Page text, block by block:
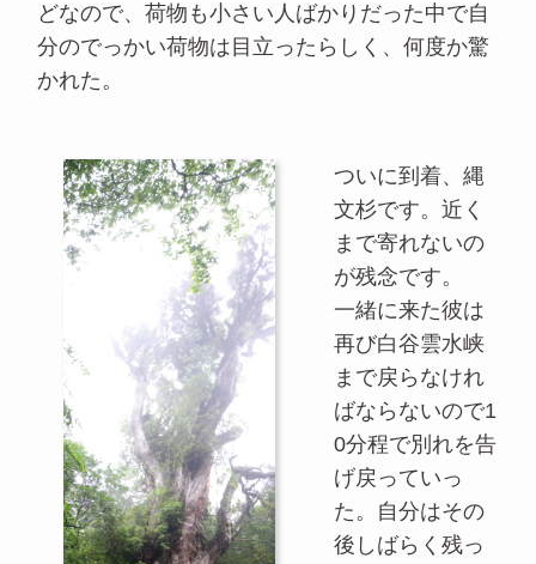
どなので、荷物も小さい人ばかりだった中で自
分のでっかい荷物は目立ったらしく、何度か驚
かれた。
ついに到着、縄
文杉です。近く
まで寄れないの
が残念です。
一緒に来た彼は
再び白谷雲水峡
まで戻らなけれ
ばならないので1
0分程で別れを告
げ戻っていっ
た。自分はその
後しばらく残っ